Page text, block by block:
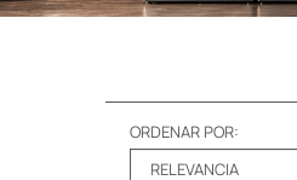
ORDENAR POR: